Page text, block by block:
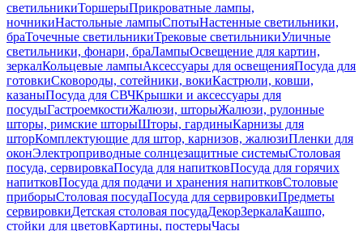
светильникиТоршерыПрикроватные лампы,
ночникиНастольные лампыСпотыНастенные светильники,
браТочечные светильникиТрековые светильникиУличные
светильники, фонари, браЛампыОсвещение для картин,
зеркалКольцевые лампыАксессуары для освещенияПосуда для
готовкиСковороды, сотейники, вокиКастрюли, ковши,
казаныПосуда для СВЧКрышки и аксессуары для
посудыГастроемкостиЖалюзи, шторыЖалюзи, рулонные
шторы, римские шторыШторы, гардиныКарнизы для
шторКомплектующие для штор, карнизов, жалюзиПленки для
оконЭлектроприводные солнцезащитные системыСтоловая
посуда, сервировкаПосуда для напитковПосуда для горячих
напитковПосуда для подачи и хранения напитковСтоловые
приборыСтоловая посудаПосуда для сервировкиПредметы
сервировкиДетская столовая посудаДекорЗеркалаКашпо,
стойки для цветовКартины, постерыЧасы